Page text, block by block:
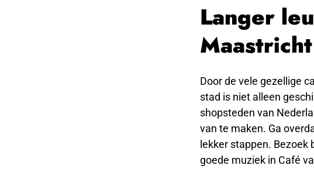
Langer
Maastricht
Door de vele gezellige
stad is niet alleen
shopsteden van
van te maken. Ga
lekker stappen. Bezoek
goede muziek in Café